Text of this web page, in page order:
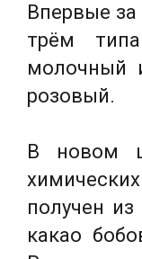
Впервые
трём
молочный
розовый.
В новом
получен
какао